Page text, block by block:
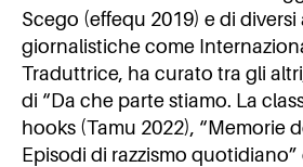
Scego (effequ 2019) e di
giornalistiche come
Traduttrice, ha curato tra gli
di “Da che parte stiamo. La
hooks (Tamu 2022), “Memorie
Episodi di razzismo